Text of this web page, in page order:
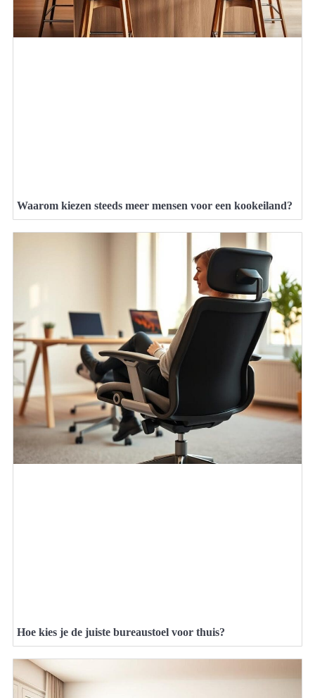
Waarom kiezen steeds meer mensen voor een kookeiland?
Hoe kies je de juiste bureaustoel voor thuis?